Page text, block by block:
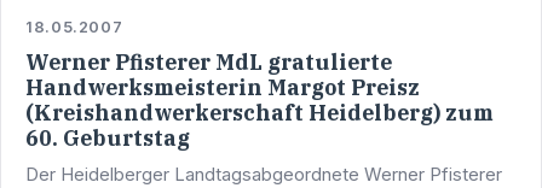
18.05.2007
Werner Pfisterer MdL gratulierte
Handwerksmeisterin Margot Preisz
(Kreishandwerkerschaft Heidelberg) zum
60. Geburtstag
Der Heidelberger Landtagsabgeordnete Werner Pfisterer